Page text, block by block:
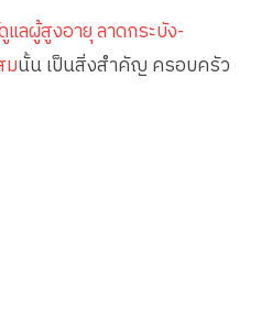
แลผู้สูงอายุ ลาดกระบัง-
มนั้น เป็นสิ่งสำคัญ ครอบครัว